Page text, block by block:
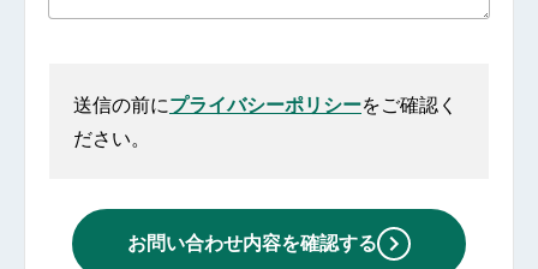
送信の前にプライバシーポリシーをご確認く
ださい。
お問い合わせ内容を確認する